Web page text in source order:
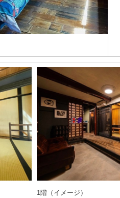
1階（イメージ）